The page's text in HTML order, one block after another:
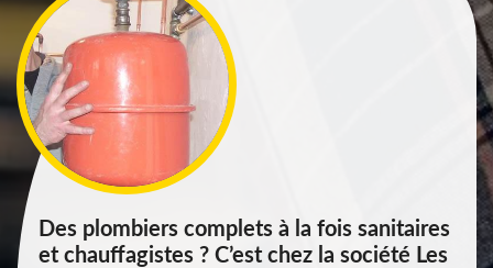
Des plombiers complets à la fois sanitaires
et chauffagistes ? C’est chez la société Les